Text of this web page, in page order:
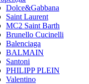
Dolce&Gabbana
Saint Laurent
MC2 Saint Barth
Brunello Cucinelli
Balenciaga
BALMAIN
Santoni
PHILIPP PLEIN
Valentino